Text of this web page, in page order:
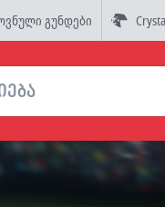
გუნდები